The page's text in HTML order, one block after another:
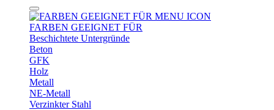
FARBEN GEEIGNET FÜR
Beschichtete Untergründe
Beton
GFK
Holz
Metall
NE-Metall
Verzinkter Stahl